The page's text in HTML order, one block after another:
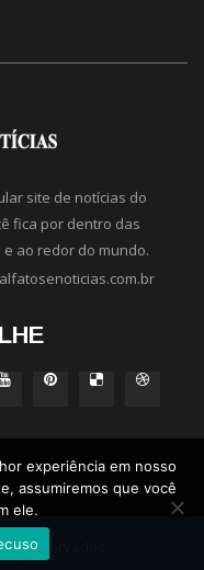
site de notícias do
fica por dentro das
ao redor do mundo.
Reservados
experiência em nosso
assumiremos que você
ele.